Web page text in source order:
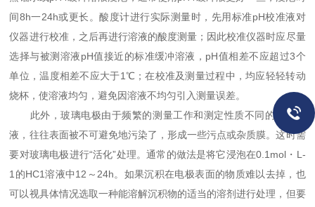
间8h一24h或更长。酸度计进行实际测量时，先用标准pH校准液对
仪器进行校准，之后再进行溶液的酸度测量；因此校准仪器时应尽量
选择与被测溶液pH值接近的标准缓冲溶液，pH值相差不应超过3个
单位，温度相差不应大于1℃；在校准及测量过程中，均应轻轻转动
烧杯，使溶液均匀，避免因溶液不均匀引入测量误差。
此外，玻璃电极由于频繁的测量工作和测定性质不同的被测溶
液，往往表面被不可避免地污染了，形成一些污点或杂质膜。这时需
要对玻璃电极进行“活化”处理。通常的做法是将它浸泡在0.1mol・L-
1的HC1溶液中12～24h。如果沉积在电极表面的物质难以去掉，也
可以视具体情况选取一种能溶解沉积物的适当的溶剂进行处理，但要